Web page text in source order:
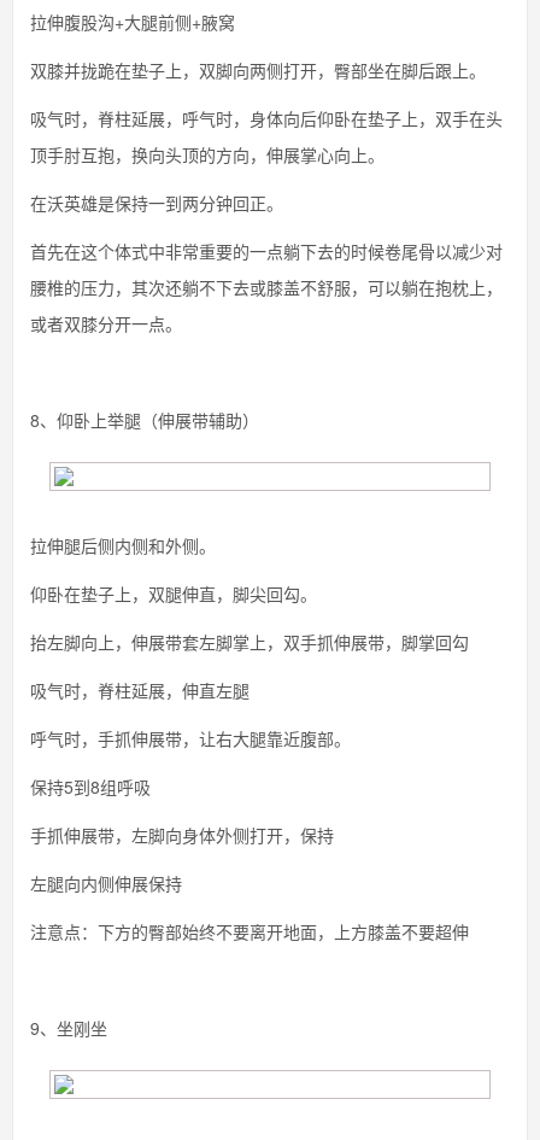
拉伸腹股沟+大腿前侧+腋窝
双膝并拢跪在垫子上，双脚向两侧打开，臀部坐在脚后跟上。
吸气时，脊柱延展，呼气时，身体向后仰卧在垫子上，双手在头
顶手肘互抱，换向头顶的方向，伸展掌心向上。
在沃英雄是保持一到两分钟回正。
首先在这个体式中非常重要的一点躺下去的时候卷尾骨以减少对
腰椎的压力，其次还躺不下去或膝盖不舒服，可以躺在抱枕上，
或者双膝分开一点。
8、仰卧上举腿（伸展带辅助）
拉伸腿后侧内侧和外侧。
仰卧在垫子上，双腿伸直，脚尖回勾。
抬左脚向上，伸展带套左脚掌上，双手抓伸展带，脚掌回勾
吸气时，脊柱延展，伸直左腿
呼气时，手抓伸展带，让右大腿靠近腹部。
保持5到8组呼吸
手抓伸展带，左脚向身体外侧打开，保持
左腿向内侧伸展保持
注意点：下方的臀部始终不要离开地面，上方膝盖不要超伸
9、坐刚坐